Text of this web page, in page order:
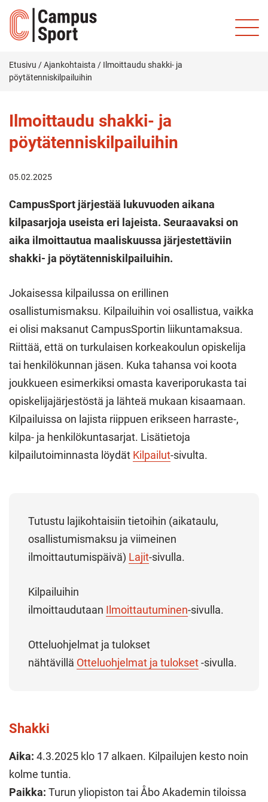
Etusivu /Ajankohtaista / Ilmoittaudu shakki- ja
pöytätenniskilpailuihin
Ilmoittaudu shakki- ja
pöytätenniskilpailuihin
05.02.2025
CampusSport järjestää lukuvuoden aikana
kilpasarjoja useista eri lajeista. Seuraavaksi on
aika ilmoittautua maaliskuussa järjestettäviin
shakki- ja pöytätenniskilpailuihin.
Jokaisessa kilpailussa on erillinen
osallistumismaksu. Kilpailuihin voi osallistua, vaikka
ei olisi maksanut CampusSportin liikuntamaksua.
Riittää, että on turkulaisen korkeakoulun opiskelija
tai henkilökunnan jäsen. Kuka tahansa voi koota
joukkueen esimerkiksi omasta kaveriporukasta tai
opiskelijajärjestöstä ja lähteä mukaan kisaamaan.
Kilpailuissa on lajista riippuen erikseen harraste-,
kilpa- ja henkilökuntasarjat. Lisätietoja
kilpailutoiminnasta löydät Kilpailut-sivulta.
Tutustu lajikohtaisiin tietoihin (aikataulu,
osallistumismaksu ja viimeinen
ilmoittautumispäivä) Lajit-sivulla.
Kilpailuihin
ilmoittaudutaan Ilmoittautuminen-sivulla.
Otteluohjelmat ja tulokset
nähtävillä Otteluohjelmat ja tulokset-sivulla.
Shakki
Aika: 4.3.2025 klo 17 alkaen. Kilpailujen kesto noin
kolme tuntia.
Paikka: Turun yliopiston tai Åbo Akademin tiloissa